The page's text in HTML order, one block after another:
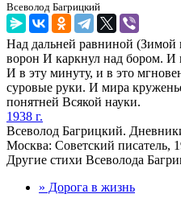
Всеволод Багрицкий
Над дальней равниной (Зимой
ворон И каркнул над бором. И
И в эту минуту, и в это
суровые руки. И мира
понятней Всякой науки.
1938 г.
Всеволод Багрицкий.
Москва: Советский писатель,
Другие стихи Всеволода
» Дорога в жизнь